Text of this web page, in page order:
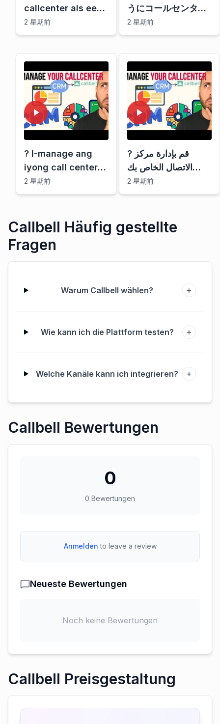
callcenter als een
pro in 2025 met
deze tool!
2 星期前
うにコールセンター
を管理するならこの
ツール！
2 星期前
? I-manage ang
iyong call center
na parang pro
ngayong 2025
ito!
2 星期前
? قم بإدارة مركز
الاتصال الخاص بك
كمحترف في عام
2025 باستخدام هذه
2 星期前
Callbell Häufig gestellte
Fragen
Warum Callbell wählen? +
Wie kann ich die Plattform testen? +
Welche Kanäle kann ich integrieren? +
Callbell Bewertungen
0
0 Bewertungen
Anmelden to leave a review
Neueste Bewertungen
Noch keine Bewertungen
Callbell Preisgestaltung